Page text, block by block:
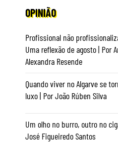
OPINIÃO
Profissional não
Uma reflexão de agosto | Por
Alexandra Resende
Quando viver no Algarve se
luxo | Por João Rúben Silva
Um olho no burro, outro no
José Figueiredo Santos